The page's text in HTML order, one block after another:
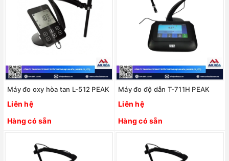
Máy đo oxy hòa tan L-512 PEAK
Liên hệ
Hàng có sẵn
Máy đo độ dẫn T-711H PEAK
Liên hệ
Hàng có sẵn